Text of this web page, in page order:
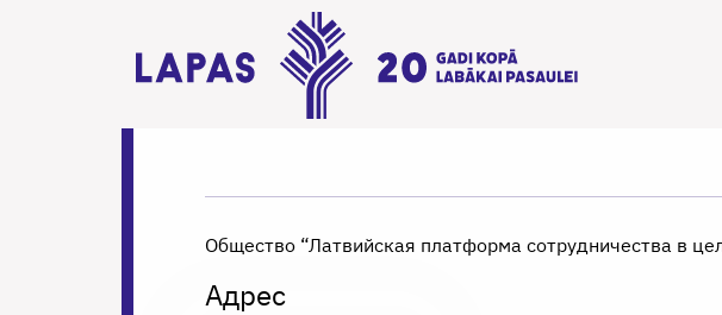
Общество “Латвийская платформа сотрудничества в
Адрес